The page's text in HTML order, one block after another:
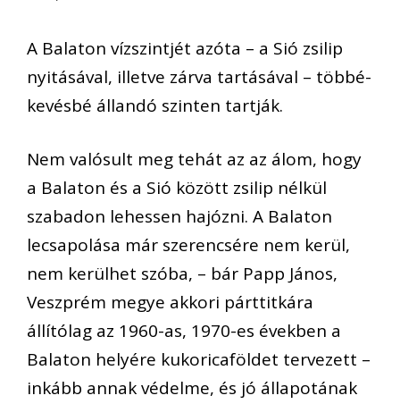
A Balaton vízszintjét azóta – a Sió zsilip
nyitásával, illetve zárva tartásával – többé-
kevésbé állandó szinten tartják.
Nem valósult meg tehát az az álom, hogy
a Balaton és a Sió között zsilip nélkül
szabadon lehessen hajózni. A Balaton
lecsapolása már szerencsére nem kerül,
nem kerülhet szóba, – bár Papp János,
Veszprém megye akkori párttitkára
állítólag az 1960-as, 1970-es években a
Balaton helyére kukoricaföldet tervezett –
inkább annak védelme, és jó állapotának